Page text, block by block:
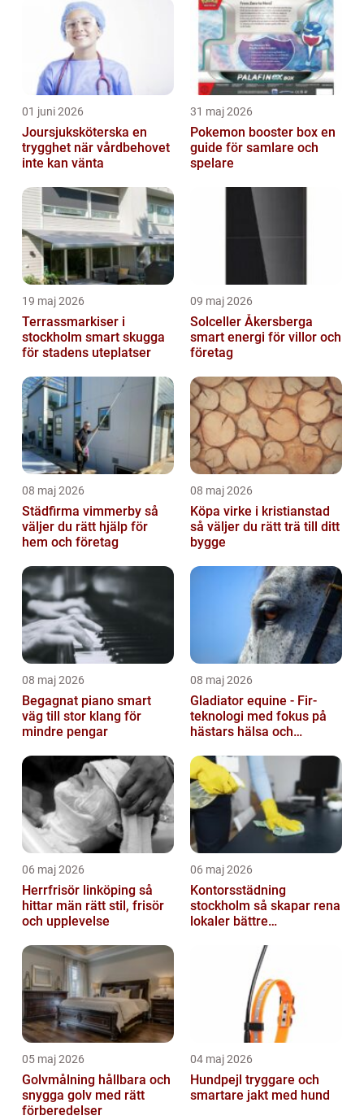
01 juni 2026
Joursjuksköterska en
trygghet när vårdbehovet
inte kan vänta
31 maj 2026
Pokemon booster box en
guide för samlare och
spelare
19 maj 2026
Terrassmarkiser i
stockholm smart skugga
för stadens uteplatser
09 maj 2026
Solceller Åkersberga
smart energi för villor och
företag
08 maj 2026
Städfirma vimmerby så
väljer du rätt hjälp för
hem och företag
08 maj 2026
Köpa virke i kristianstad
så väljer du rätt trä till ditt
bygge
08 maj 2026
Begagnat piano smart
väg till stor klang för
mindre pengar
08 maj 2026
Gladiator equine - Fir-
teknologi med fokus på
hästars hälsa och
06 maj 2026
Herrfrisör linköping så
hittar män rätt stil, frisör
och upplevelse
06 maj 2026
Kontorsstädning
stockholm så skapar rena
lokaler bättre
05 maj 2026
Golvmålning hållbara och
snygga golv med rätt
förberedelser
04 maj 2026
Hundpejl tryggare och
smartare jakt med hund